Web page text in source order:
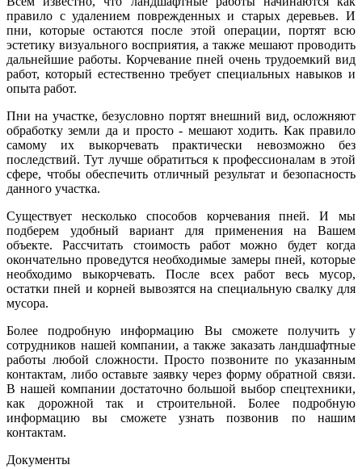
правило с удалением поврежденных и старых деревьев. И
пни, которые остаются после этой операции, портят всю
эстетику визуального восприятия, а также мешают проводить
дальнейшие работы. Корчевание пней очень трудоемкий вид
работ, который естественно требует специальных навыков и
опыта работ.
Пни на участке, безусловно портят внешний вид, осложняют
обработку земли да и просто - мешают ходить. Как правило
самому их выкорчевать практически невозможно без
последствий. Тут лучше обратиться к профессионалам в этой
сфере, чтобы обеспечить отличный результат и безопасность
данного участка.
Существует несколько способов корчевания пней. И мы
подберем удобный вариант для применения на Вашем
объекте. Рассчитать стоимость работ можно будет когда
окончательно проведутся необходимые замеры пней, которые
необходимо выкорчевать. После всех работ весь мусор,
остатки пней и корней вывозятся на специальную свалку для
мусора.
Более подробную информацию Вы сможете получить у
сотрудников нашей компании, а также заказать ландшафтные
работы любой сложности. Просто позвоните по указанным
контактам, либо оставьте заявку через форму обратной связи.
В нашей компании достаточно большой выбор спецтехники,
как дорожной так и строительной. Более подробную
информацию вы сможете узнать позвонив по нашим
контактам.
Документы